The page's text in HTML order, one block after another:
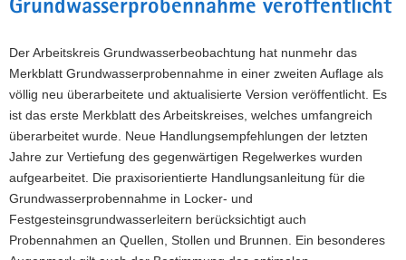
Grundwasserprobennahme veröffentlicht
Der Arbeitskreis Grundwasserbeobachtung hat nunmehr das
Merkblatt Grundwasserprobennahme in einer zweiten Auflage als
völlig neu überarbeitete und aktualisierte Version veröffentlicht. Es
ist das erste Merkblatt des Arbeitskreises, welches umfangreich
überarbeitet wurde. Neue Handlungsempfehlungen der letzten
Jahre zur Vertiefung des gegenwärtigen Regelwerkes wurden
aufgearbeitet. Die praxisorientierte Handlungsanleitung für die
Grundwasserprobennahme in Locker- und
Festgesteinsgrundwasserleitern berücksichtigt auch
Probennahmen an Quellen, Stollen und Brunnen. Ein besonderes